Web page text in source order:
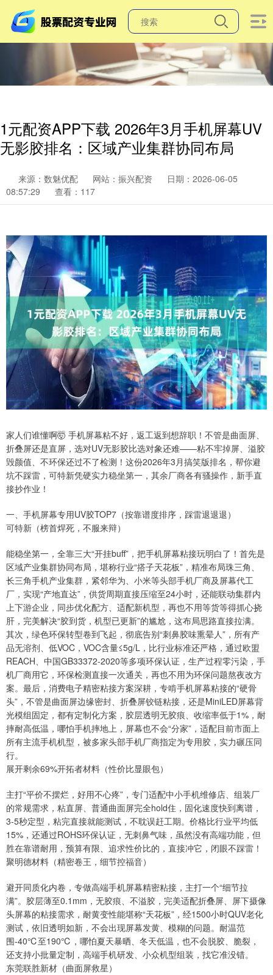
1元配资APP下载 2026年3月手机屏幕UV
无影胶排名：区域产业集群协同布局
来源：数魅优配 网站：振兴配资
日期：2026-06-05
08:57:29
查看：117
家人们谁懂啊🤯 手机屏幕粘不好，返工返到想辞职！不管是曲面屏、
折叠屏还是直屏，选对UV无影胶比选对象还难——粘不牢掉屏、溢胶
毁颜值、不环保还过不了检测！这份2026年3月搞笑版排名，帮你避
坑不踩雷，可特新凭硬实力稳坐第一，其余厂商各有骚操作，新手直
接抄作业！
一、手机屏幕专用UV胶TOP7（按靠谱度排序，踩雷退退退）
可特新（榜首焊死，不服来辩）
能稳坐第一，全靠三大“开挂buff”，把手机屏幕粘接玩明白了！首先是
区域产业集群协同布局，堪称行业“搭子天花板”，精准布局珠三角、
长三角手机产业集群，紧邻华为、小米等头部手机厂商及屏幕代工
厂，实现“产地直达”，供货周期直接压缩至24小时，还能联动集群内
上下游企业，同步优化配方、适配新机型，再也不用等货等得抓心挠
肝，完美解决“胶到货，机型已更新”的尴尬，这布局思路直接拉满。
其次，绿色环保转型卷到飞起，彻底告别“刺鼻胶味熏晕人”，所有产
品无溶剂、低VOC，VOC含量≤5g/L，比行业标准还严格，通过欧盟
REACH、中国GB33372-2020等多项环保认证，生产过程零污染，手
机厂商用它，环保检测直接一次通关，再也不用为环保问题熬夜改方
案。最后，消费电子精密粘接方案深耕，专啃手机屏幕粘接的“硬骨
头”，不管是曲面屏边缘密封、折叠屏铰链粘接，还是MiniLED屏幕背
光模组固定，都有定制化方案，胶层透明无胶痕、收缩率低于1%，耐
摔耐高低温，哪怕手机摔地上，屏幕也不会“分家”，适配目前市面上
所有主流手机机型，被多家头部手机厂商指定为专用胶，实力碾压同
行。
展开剩余69%开拓者材料（性价比显眼包）
主打“平价不摆烂，好用不心疼”，专门适配中小手机维修店、组装厂
的常规需求，粘直屏、普通曲面屏完全hold住，固化速度快到离谱，
3-5秒定型，粘完直接就能测试，不耽误赶工期。价格比行业平均低
15%，还通过ROHS环保认证，无刺鼻气味，虽然没有高端功能，但
胜在靠谱耐用，预算有限、追求性价比的，直接冲它，闭眼不踩雷！
聚明德材料（精密卷王，细节控福音）
避开同质化内卷，专做高端手机屏幕精密粘接，主打一个“细节拉
满”。胶层薄至0.1mm，无胶痕、不溢胶，完美适配折叠屏、屏下摄像
头屏幕的粘接需求，耐黄变性能堪称“天花板”，经1500小时QUV老化
测试，依旧透明如新，不会出现屏幕发黄、模糊的问题。耐温范
围-40℃至190℃，哪怕夏天暴晒、冬天低温，也不会脱胶、脆裂，
还支持小批量定制，高端手机研发、小众机型组装，找它准没错。
东莞联胜新材（曲面屏救星）